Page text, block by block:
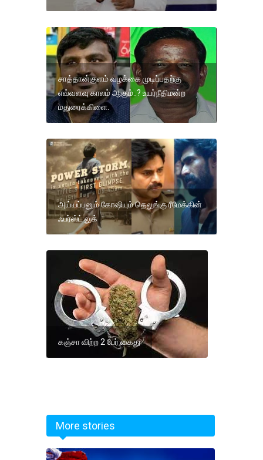
சாத்தான்குளம் வழக்கை முடிப்பதற்கு
எவ்வளவு காலம் ஆகும்..? உயர்நீதிமன்ற
மதுரைக்கிளை.
அய்யப்பனும் கோஷியும் தெலுங்கு ரீமேக்கின்
ஃபர்ஸ்ட் லுக்
கஞ்சா விற்ற 2 பேர் கைது
More stories